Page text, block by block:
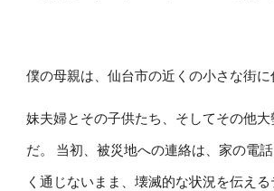
僕の母親は、仙台市の近くの小さな街に
妹夫婦とその子供たち、そしてその他大
だ。 当初、被災地への連絡は、家の電
く通じないまま、壊滅的な状況を伝え